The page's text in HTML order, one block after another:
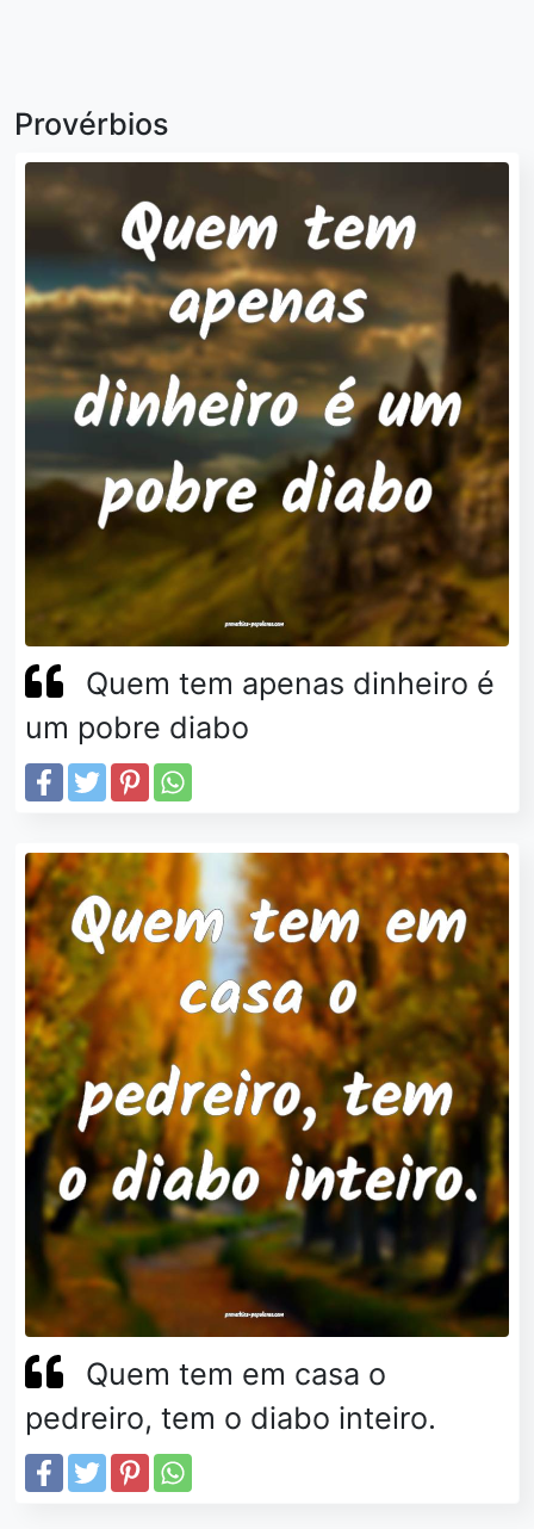
Provérbios
Quem tem apenas dinheiro é
um pobre diabo
Quem tem em casa o
pedreiro, tem o diabo inteiro.